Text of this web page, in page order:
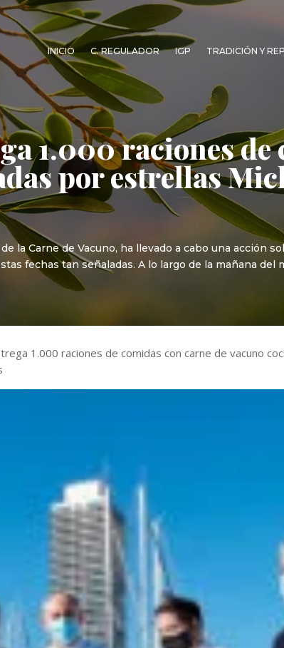
INICIO C. REGULADOR IGP TRADICIÓN Y
1.000 raciones de
por estrellas
la Carne de Vacuno, ha llevado a cabo una acción
fechas tan señaladas. A lo largo de la mañana
1.000 raciones de comidas con carne de vacuno